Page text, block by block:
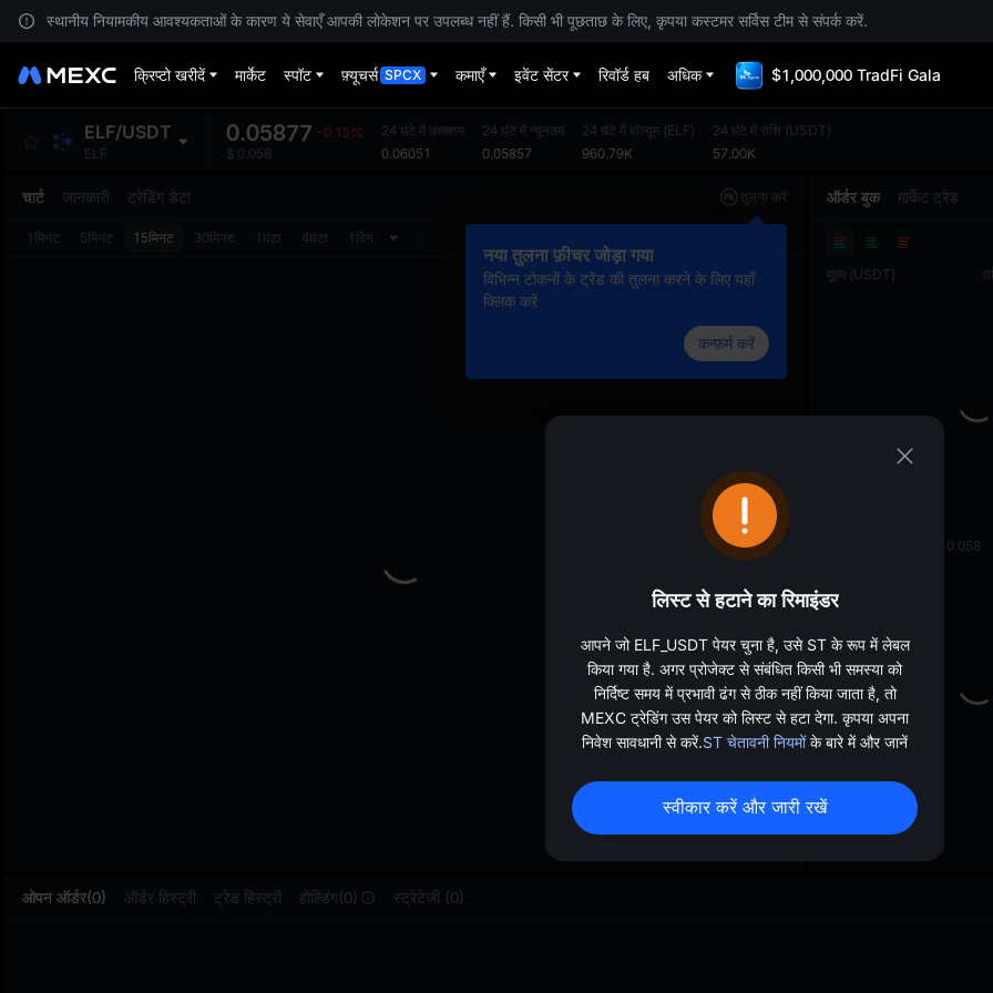
स्थानीय नियामकीय आवश्यकताओं के कारण ये सेवाएँ आपकी लोकेशन पर उपलब्ध नहीं हैं. किसी भी पूछताछ के लिए, कृपया कस्टमर सर्विस टीम से संपर्क करें.
क्रिप्टो खरीदें मार्केट स्पॉट फ़्यूचर्स SPCX कमाएँ इवेंट सेंटर रिवॉर्ड हब अधिक $1,000,000 TradFi Gala
ELF/USDT
ELF
0.05877 -0.15%
$ 0.058
24 घंटे में उच्चतम
0.06051
24 घंटे में न्यूनतम
0.05857
24 घंटे में वॉल्यूम (ELF)
960.79K
24 घंटे में राशि (USDT)
57.00K
चार्ट जानकारी ट्रेडिंग डेटा तुलना करें
नया तुलना फ़ीचर जोड़ा गया
विभिन्न टोकनों के ट्रेंड की तुलना करने के लिए यहाँ
क्लिक करें
कन्फ़र्म करें
1मिनट 5मिनट 15मिनट 30मिनट 1घंटा 4घंटा 1दिन
ऑर्डर बुक मार्केट ट्रेड
मूल्य (USDT)
0.058
ओपन ऑर्डर(0) ऑर्डर हिस्ट्री ट्रेड हिस्ट्री होल्डिंग(0) स्ट्रेटेजी (0)
लिस्ट से हटाने का रिमाइंडर
आपने जो ELF_USDT पेयर चुना है, उसे ST के रूप में लेबल
किया गया है. अगर प्रोजेक्ट से संबंधित किसी भी समस्या को
निर्दिष्ट समय में प्रभावी ढंग से ठीक नहीं किया जाता है, तो
MEXC ट्रेडिंग उस पेयर को लिस्ट से हटा देगा. कृपया अपना
निवेश सावधानी से करें.ST चेतावनी नियमोंके बारे में और जानें
स्वीकार करें और जारी रखें